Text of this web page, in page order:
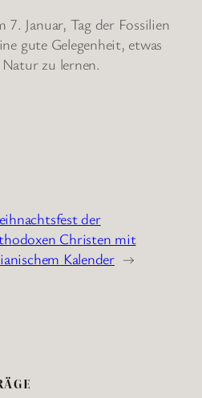
7. Januar, Tag der Fossilien
gute Gelegenheit, etwas
zu lernen.
der
Christen mit
Kalender →